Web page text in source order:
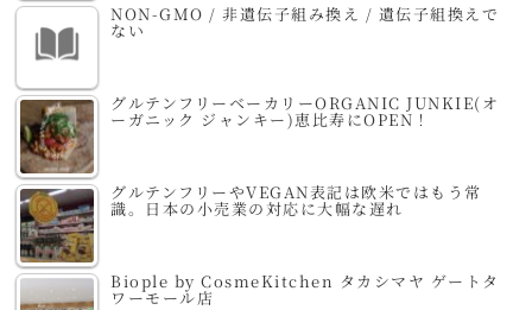
NON-GMO / 非遺伝子組み換え / 遺伝子組換えで
ない
グルテンフリーベーカリーORGANIC JUNKIE(オ
ーガニック ジャンキー)恵比寿にOPEN！
グルテンフリーやVEGAN表記は欧米ではもう常
識。日本の小売業の対応に大幅な遅れ
Biople by CosmeKitchen タカシマヤ ゲートタ
ワーモール店